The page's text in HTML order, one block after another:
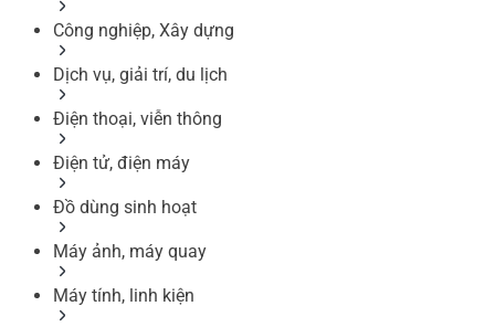
Công nghiệp, Xây dựng
Dịch vụ, giải trí, du lịch
Điện thoại, viễn thông
Điện tử, điện máy
Đồ dùng sinh hoạt
Máy ảnh, máy quay
Máy tính, linh kiện